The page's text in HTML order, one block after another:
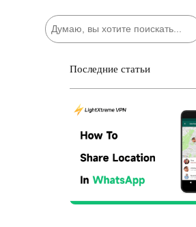
П
о
Последние статьи